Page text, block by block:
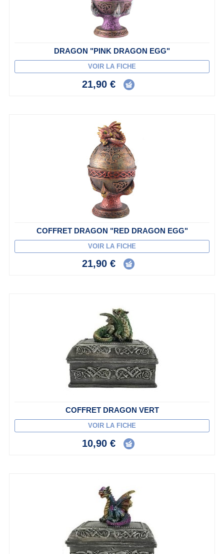
DRAGON "PINK DRAGON EGG"
VOIR LA FICHE
21,90 €
COFFRET DRAGON "RED DRAGON EGG"
VOIR LA FICHE
21,90 €
COFFRET DRAGON VERT
VOIR LA FICHE
10,90 €